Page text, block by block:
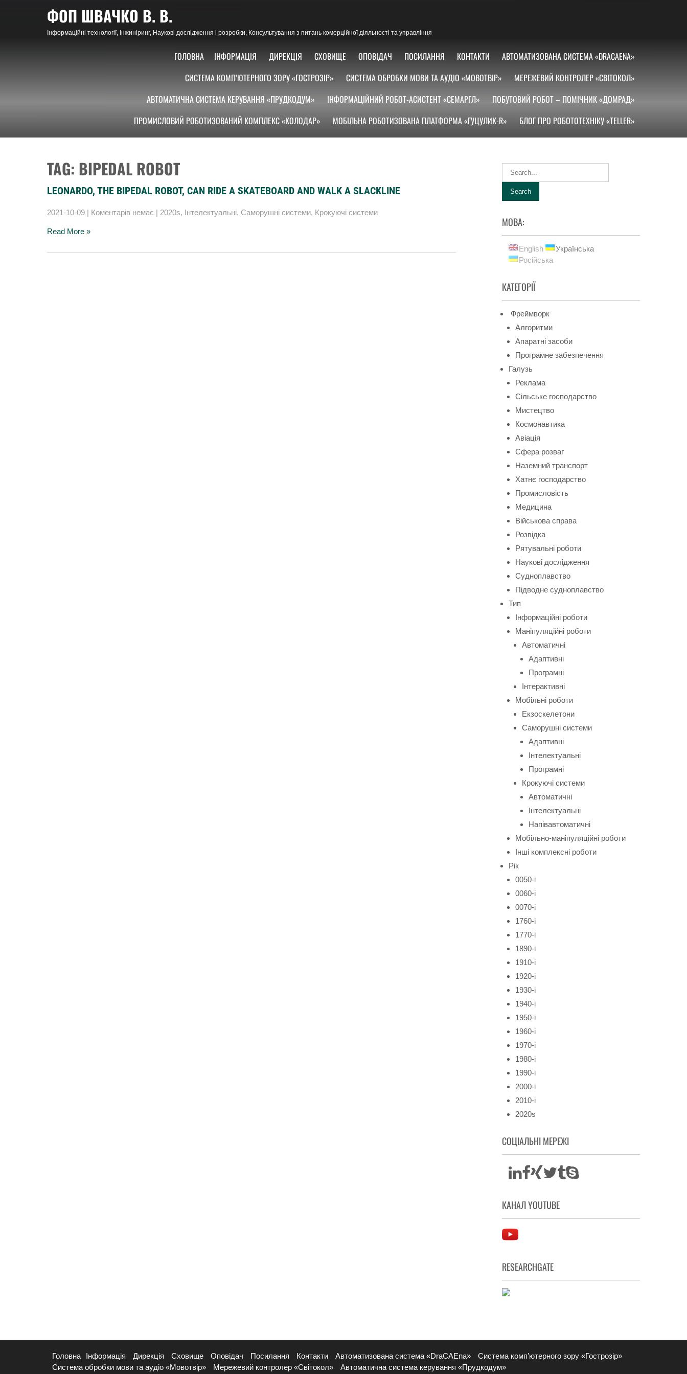
ФОП ШВАЧКО В. В.
Інформаційні технології, Інжиніринг, Наукові дослідження і розробки, Консультування з питань комерційної діяльності та управління
ГОЛОВНА ІНФОРМАЦІЯ ДИРЕКЦІЯ СХОВИЩЕ ОПОВІДАЧ ПОСИЛАННЯ КОНТАКТИ
АВТОМАТИЗОВАНА СИСТЕМА «DRACAENA»
СИСТЕМА КОМП’ЮТЕРНОГО ЗОРУ «ГОСТРОЗІР»
СИСТЕМА ОБРОБКИ МОВИ ТА АУДІО «МОВОТВІР»
МЕРЕЖЕВИЙ КОНТРОЛЕР «СВІТОКОЛ»
АВТОМАТИЧНА СИСТЕМА КЕРУВАННЯ «ПРУДКОДУМ»
ІНФОРМАЦІЙНИЙ РОБОТ-АСИСТЕНТ «СЕМАРГЛ»
ПОБУТОВИЙ РОБОТ – ПОМІЧНИК «ДОМРАД»
ПРОМИСЛОВИЙ РОБОТИЗОВАНИЙ КОМПЛЕКС «КОЛОДАР»
МОБІЛЬНА РОБОТИЗОВАНА ПЛАТФОРМА «ГУЦУЛИК-R» БЛОГ ПРО РОБОТОТЕХНІКУ «TELLER»
TAG: BIPEDAL ROBOT
LEONARDO, THE BIPEDAL ROBOT, CAN RIDE A SKATEBOARD AND WALK A SLACKLINE
2021-10-09 | Коментарів немає | 2020s, Інтелектуальні, Саморушні системи, Крокуючі системи
Read More »
МОВА:
English
Українська
Російська
КАТЕГОРІЇ
Фреймворк
Алгоритми
Апаратні засоби
Програмне забезпечення
Галузь
Реклама
Сільське господарство
Мистецтво
Космонавтика
Авіація
Сфера розваг
Наземний транспорт
Хатнє господарство
Промисловість
Медицина
Військова справа
Розвідка
Рятувальні роботи
Наукові дослідження
Судноплавство
Підводне судноплавство
Тип
Інформаційні роботи
Маніпуляційні роботи
Автоматичні
Адаптивні
Програмні
Інтерактивні
Мобільні роботи
Екзоскелетони
Саморушні системи
Адаптивні
Інтелектуальні
Програмні
Крокуючі системи
Автоматичні
Інтелектуальні
Напівавтоматичні
Мобільно-маніпуляційні роботи
Інші комплексні роботи
Рік
0050-і
0060-і
0070-і
1760-і
1770-і
1890-і
1910-і
1920-і
1930-і
1940-і
1950-і
1960-і
1970-і
1980-і
1990-і
2000-і
2010-і
2020s
СОЦІАЛЬНІ МЕРЕЖІ
КАНАЛ YOUTUBE
RESEARCHGATE
Головна Інформація Дирекція Сховище Оповідач Посилання Контакти Автоматизована система «DraCAEna»
Система комп’ютерного зору «Гострозір»
Система обробки мови та аудіо «Мовотвір»
Мережевий контролер «Світокол» Автоматична система керування «Прудкодум»